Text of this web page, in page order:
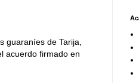
guaraníes de Tarija,
acuerdo firmado en